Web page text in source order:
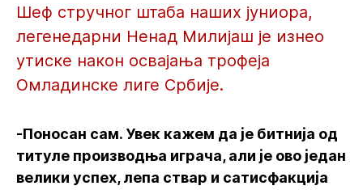
Шеф стручног штаба наших јуниора,
легенедарни Ненад Милијаш је изнео
утиске након освајања трофеја
Омладинске лиге Србије.
-Поносан сам. Увек кажем да је битнија од
титуле производња играча, али је ово један
велики успех, лепа ствар и сатисфакција